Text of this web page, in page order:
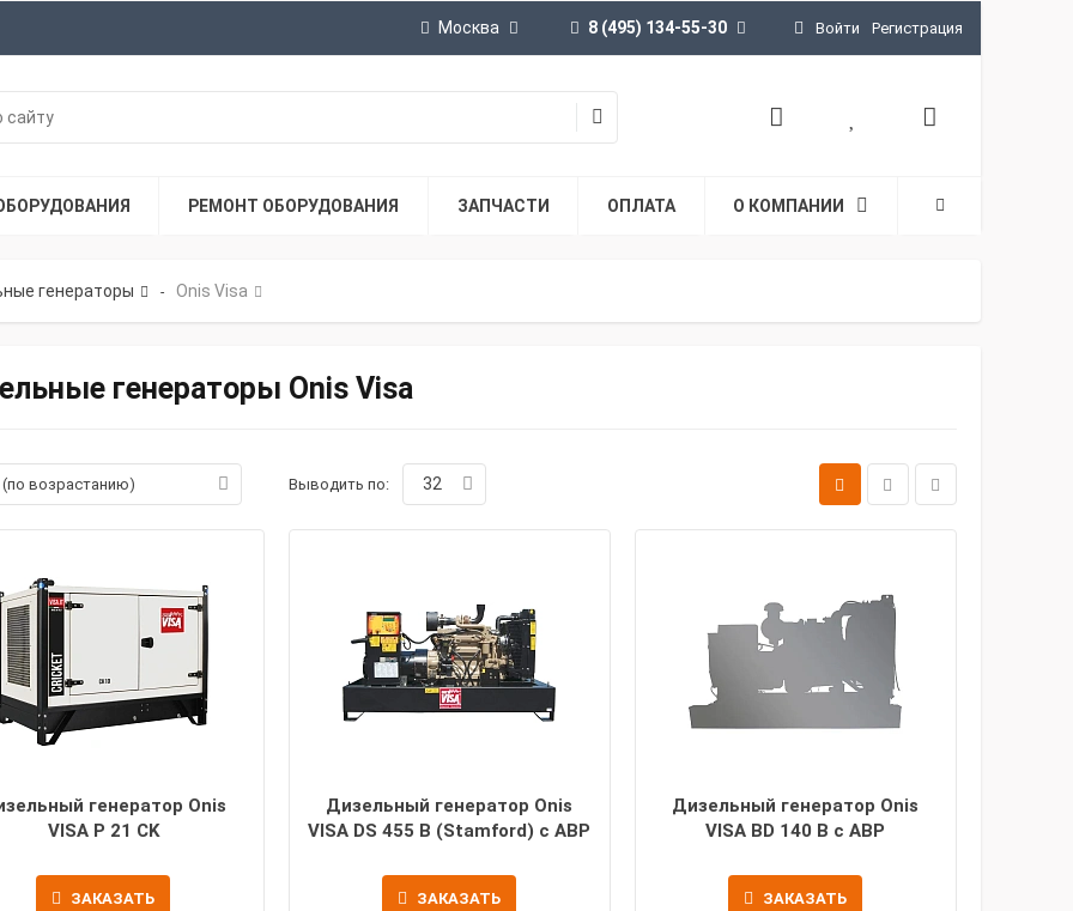
Москва 8 (495) 134-55-30 Войти Регистрация
РЕМОНТ ОБОРУДОВАНИЯ ЗАПЧАСТИ ОПЛАТА О КОМПАНИИ
генераторы - Onis Visa
генераторы Onis Visa
(по возрастанию) Выводить по: 32
генератор Onis
VISA P 21 CK
ЗАКАЗАТЬ
Дизельный генератор Onis
VISA DS 455 B (Stamford) с АВР
ЗАКАЗАТЬ
Дизельный генератор Onis
VISA BD 140 B с АВР
ЗАКАЗАТЬ